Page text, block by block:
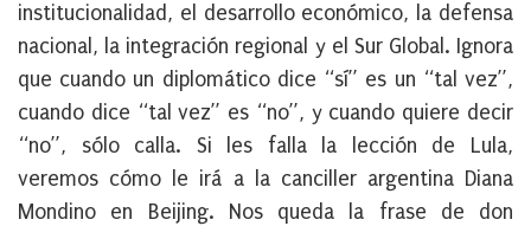
institucionalidad, el desarrollo económico, la defensa
nacional, la integración regional y el Sur Global. Ignora
que cuando un diplomático dice “sí” es un “tal vez”,
cuando dice “tal vez” es “no”, y cuando quiere decir
“no”, sólo calla. Si les falla la lección de Lula,
veremos cómo le irá a la canciller argentina Diana
Mondino en Beijing. Nos queda la frase de don